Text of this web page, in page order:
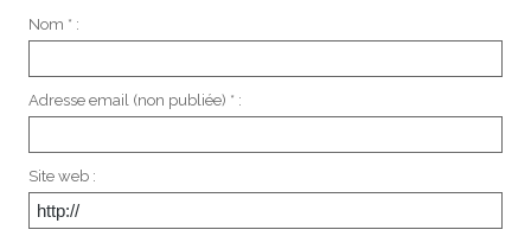
Nom * :
Adresse email (non publiée) * :
Site web :